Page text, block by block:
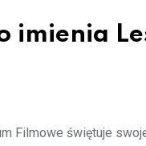
imienia
Filmowe świętuje